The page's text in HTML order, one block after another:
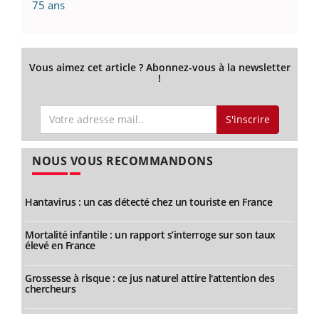
75 ans
Vous aimez cet article ? Abonnez-vous à la newsletter
!
S'inscrire
NOUS VOUS RECOMMANDONS
Hantavirus : un cas détecté chez un touriste en France
Mortalité infantile : un rapport s’interroge sur son taux
élevé en France
Grossesse à risque : ce jus naturel attire l'attention des
chercheurs